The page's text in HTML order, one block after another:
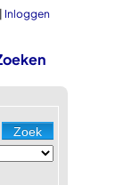
Inloggen